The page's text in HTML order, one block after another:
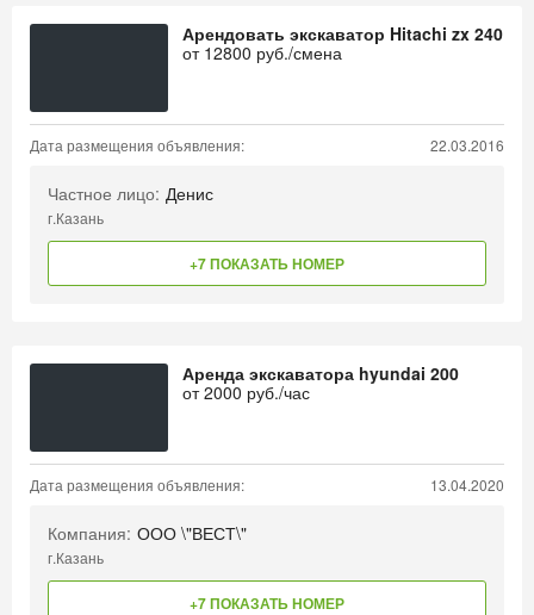
Арендовать экскаватор Hitachi zx 240
от 12800 руб./смена
Дата размещения объявления: 22.03.2016
Частное лицо: Денис
г.Казань
+7 ПОКАЗАТЬ НОМЕР
Аренда экскаватора hyundai 200
от2000 руб./час
Дата размещения объявления: 13.04.2020
Компания: ООО \"ВЕСТ\"
г.Казань
+7 ПОКАЗАТЬ НОМЕР